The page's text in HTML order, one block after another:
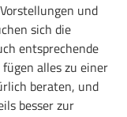
und
sich die
entsprechende
alles zu einer
beraten, und
besser zur